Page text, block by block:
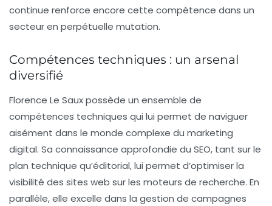
continue renforce encore cette compétence dans un
secteur en perpétuelle mutation.
Compétences techniques : un arsenal
diversifié
Florence Le Saux possède un ensemble de
compétences techniques qui lui permet de naviguer
aisément dans le monde complexe du marketing
digital. Sa connaissance approfondie du SEO, tant sur le
plan technique qu’éditorial, lui permet d’optimiser la
visibilité des sites web sur les moteurs de recherche. En
parallèle, elle excelle dans la gestion de campagnes